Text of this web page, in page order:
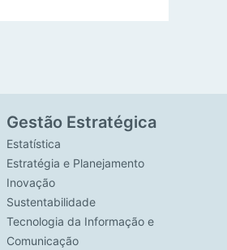
Gestão Estratégica
Estatística
Estratégia e Planejamento
Inovação
Sustentabilidade
Tecnologia da Informação e
Comunicação